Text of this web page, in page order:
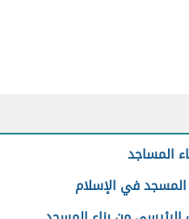
المساجد
في الإسلام